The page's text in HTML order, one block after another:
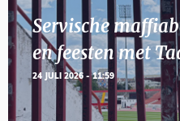
Servische
en feesten met
24 JULI 2026 - 11:59